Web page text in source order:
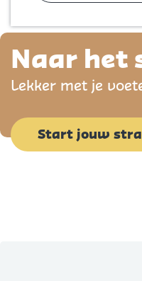
a
Naar het
Lekker met je
Start jouw